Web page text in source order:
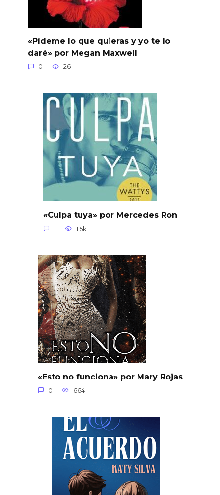
«Pídeme lo que quieras y yo te lo
daré» por Megan Maxwell
0 26
«Culpa tuya» por Mercedes Ron
1 1.5k.
«Esto no funciona» por Mary Rojas
0 664